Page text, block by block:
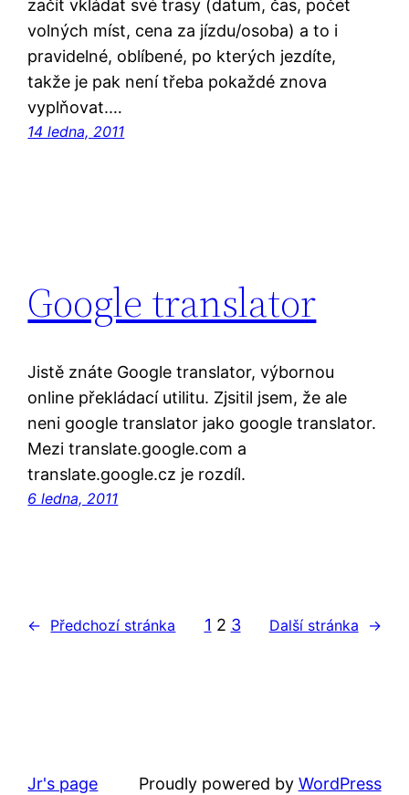
začít vkládat své trasy (datum, čas, počet
volných míst, cena za jízdu/osoba) a to i
pravidelné, oblíbené, po kterých jezdíte,
takže je pak není třeba pokaždé znova
vyplňovat.…
14 ledna, 2011
Google translator
Jistě znáte Google translator, výbornou
online překládací utilitu. Zjsitil jsem, že ale
neni google translator jako google translator.
Mezi translate.google.com a
translate.google.cz je rozdíl.
6 ledna, 2011
← Předchozí stránka 1 2 3 Další stránka →
Jr's page Proudly powered by WordPress